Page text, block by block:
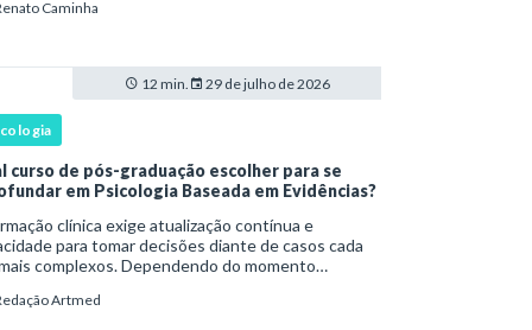
faz parte do desenvolvimento ou i
Caminha
12 min. 29 de julho de 2026
curso de pós-graduação escolher para se
em Psicologia Baseada em Evidências?
clínica exige atualização contínua e
para tomar decisões diante de casos cada
complexos. Dependendo do momento
ampla em , o aprofundamento em ou a
Artmed